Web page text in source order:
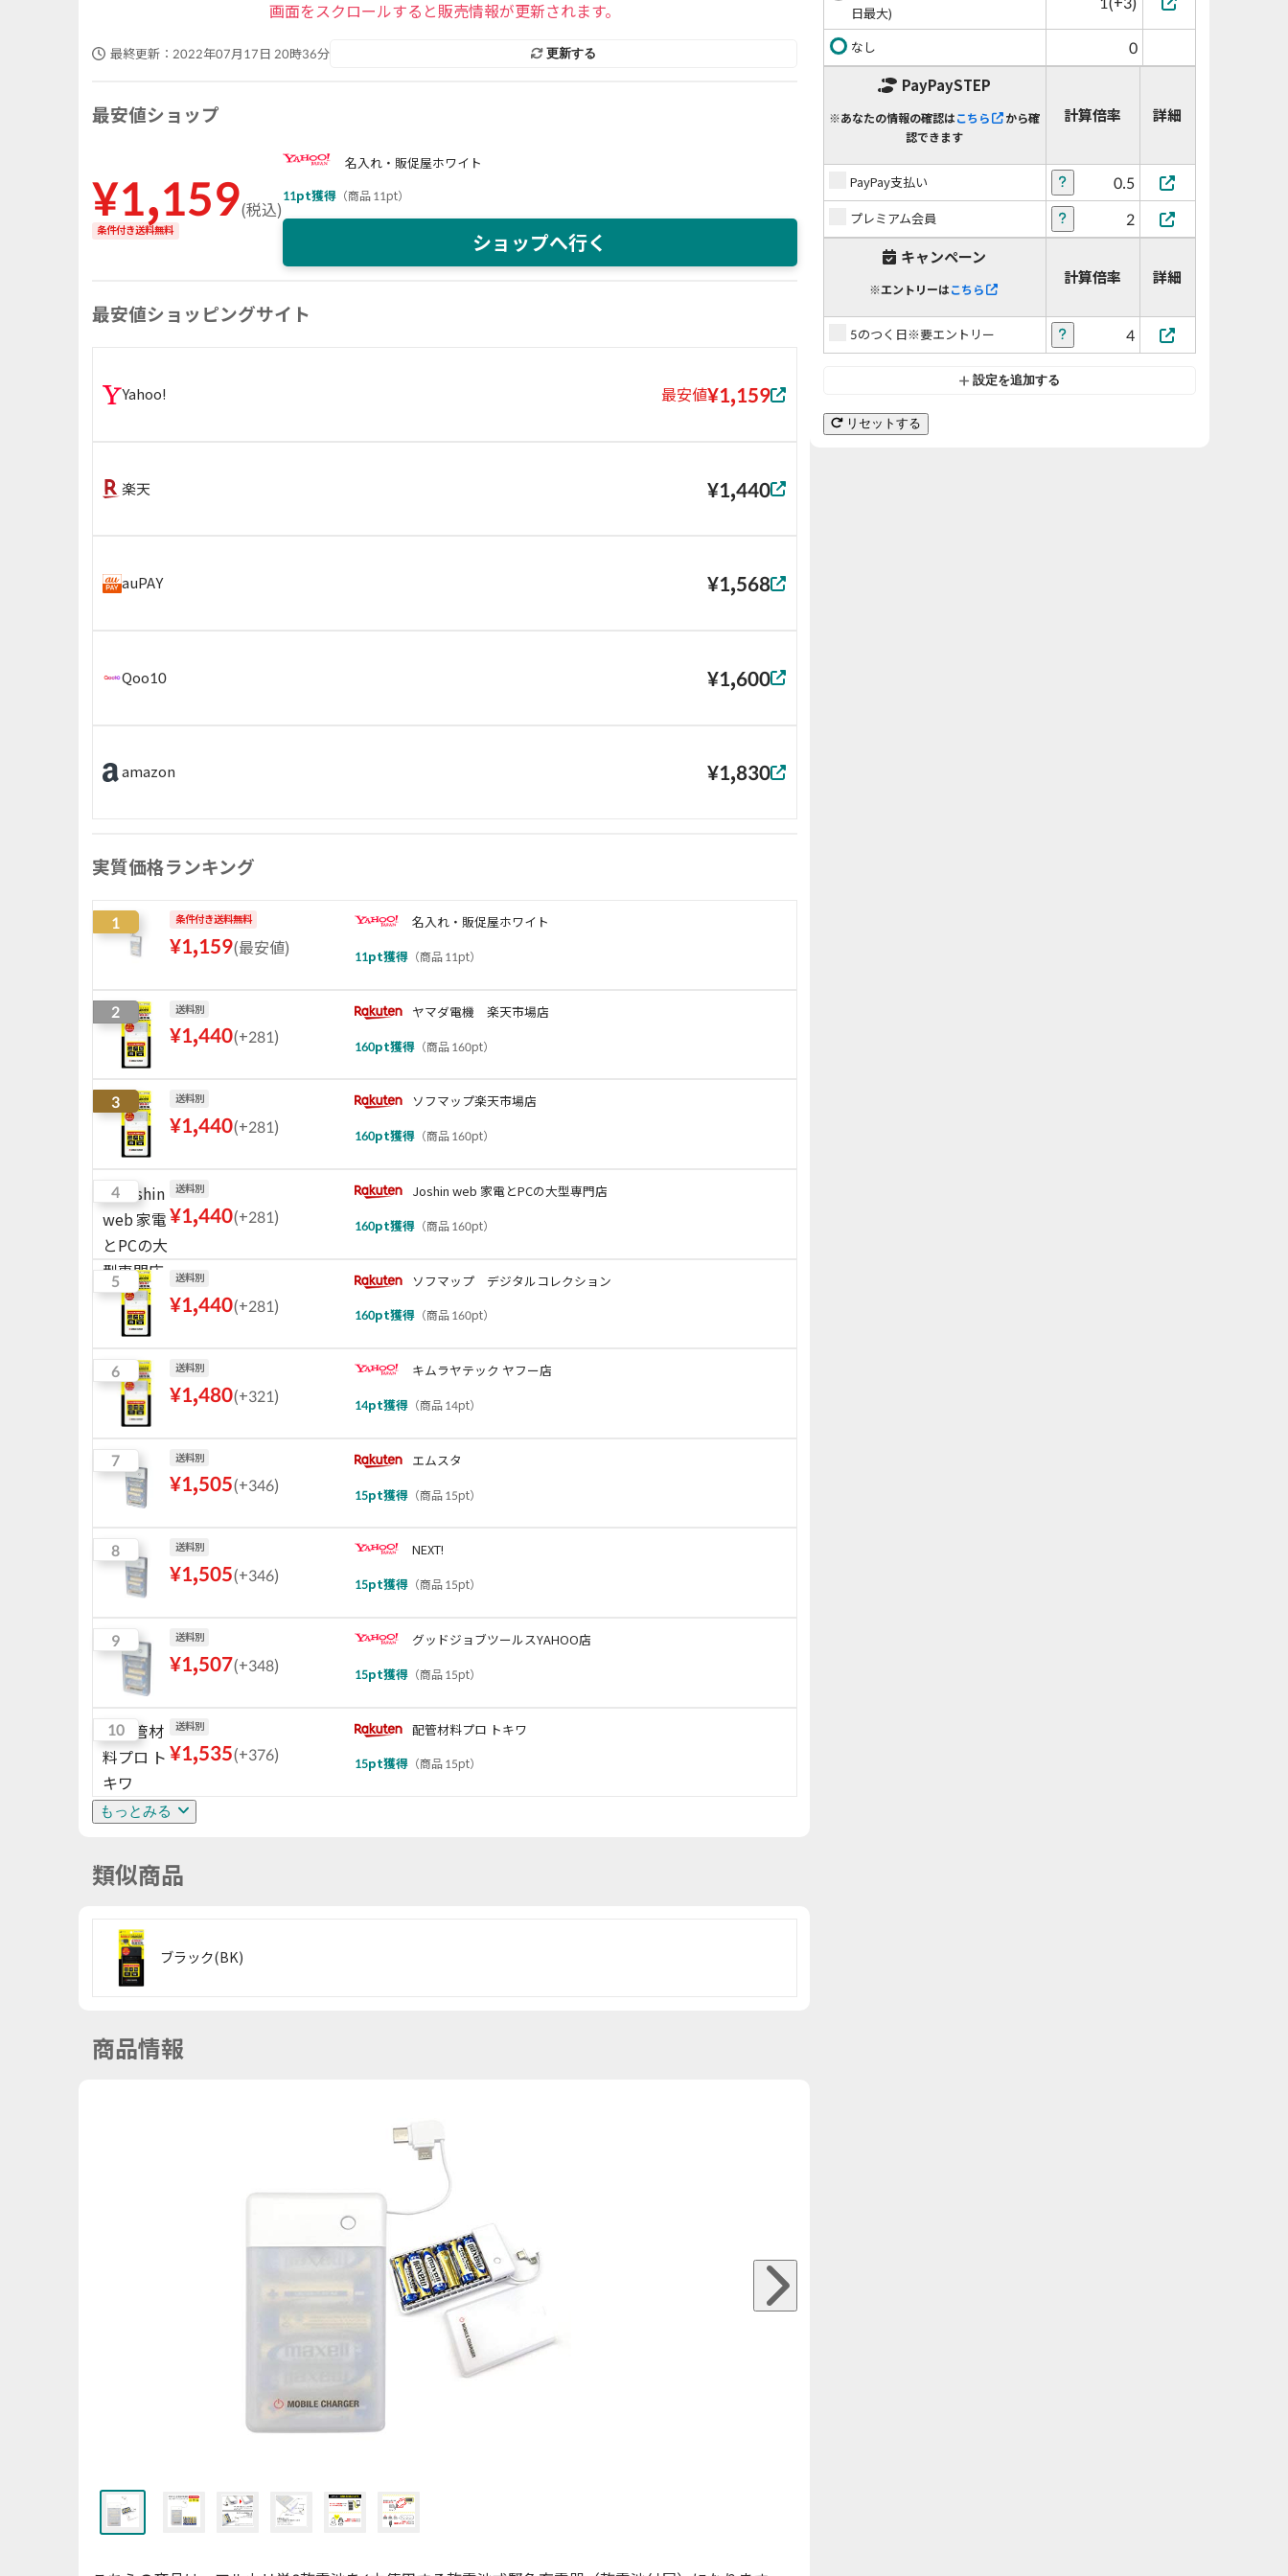
画面をスクロールすると販売情報が更新されます。
最終更新： 2022年07月17日 20時36分 更新する
最安値ショップ
¥1,159(税込)
条件付き送料無料
名入れ・販促屋ホワイト
11pt獲得 （商品 11pt）
ショップへ行く
最安値ショッピングサイト
Yahoo! 最安値¥1,159
楽天 ¥1,440
auPAY ¥1,568
Qoo10 ¥1,600
amazon ¥1,830
実質価格ランキング
1 条件付き送料無料
¥1,159(最安値)
名入れ・販促屋ホワイト
11pt獲得 （商品 11pt）
2 送料別
¥1,440(+281)
ヤマダ電機 楽天市場店
160pt獲得 （商品 160pt）
3 送料別
¥1,440(+281)
ソフマップ楽天市場店
160pt獲得 （商品 160pt）
4 送料別
¥1,440(+281)
Joshin web 家電とPCの大型専門店
160pt獲得 （商品 160pt）
5 送料別
¥1,440(+281)
ソフマップ デジタルコレクション
160pt獲得 （商品 160pt）
6 送料別
¥1,480(+321)
キムラヤテック ヤフー店
14pt獲得 （商品 14pt）
7 送料別
¥1,505(+346)
エムスタ
15pt獲得 （商品 15pt）
8 送料別
¥1,505(+346)
NEXT!
15pt獲得 （商品 15pt）
9 送料別
¥1,507(+348)
グッドジョブツールスYAHOO店
15pt獲得 （商品 15pt）
10 送料別
¥1,535(+376)
配管材料プロ トキワ
15pt獲得 （商品 15pt）
もっとみる
類似商品
ブラック(BK)
商品情報
日最大)
なし 0
PayPaySTEP
※あなたの情報の確認はこちら
から確
認できます
計算倍率 詳細
PayPay支払い 0.5
プレミアム会員 2
キャンペーン
※エントリーはこちら
計算倍率 詳細
5のつく日※要エントリー 4
設定を追加する
リセットする